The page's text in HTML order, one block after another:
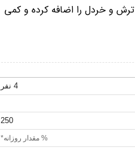
ترش و خردل را اضافه کرده و کمی
4 نفر
250
% مقدار روزانه*